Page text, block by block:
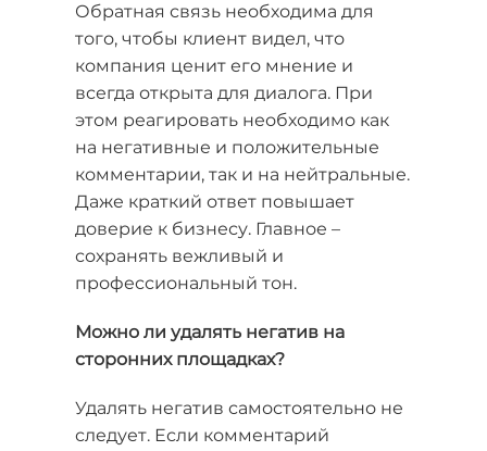
Обратная связь необходима для
того, чтобы клиент видел, что
компания ценит его мнение и
всегда открыта для диалога. При
этом реагировать необходимо как
на негативные и положительные
комментарии, так и на нейтральные.
Даже краткий ответ повышает
доверие к бизнесу. Главное –
сохранять вежливый и
профессиональный тон.
Можно ли удалять негатив на
сторонних площадках?
Удалять негатив самостоятельно не
следует. Если комментарий